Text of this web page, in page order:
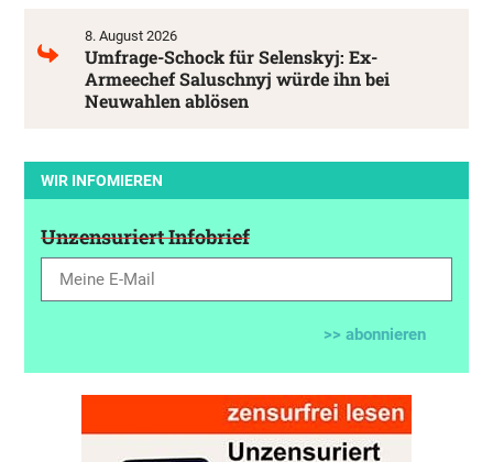
8. August 2026
Umfrage-Schock für Selenskyj: Ex-
Armeechef Saluschnyj würde ihn bei
Neuwahlen ablösen
WIR INFOMIEREN
Unzensuriert Infobrief
>> abonnieren